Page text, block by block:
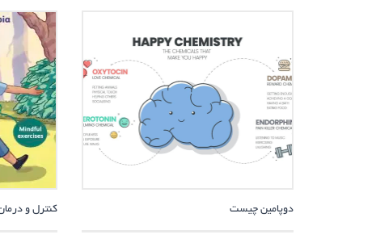
دوپامین چیست کنترل و درمان